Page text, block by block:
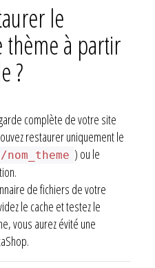
le
à partir
?
complète de votre site
restaurer uniquement le
) ou le
de fichiers de votre
le cache et testez le
vous aurez évité une